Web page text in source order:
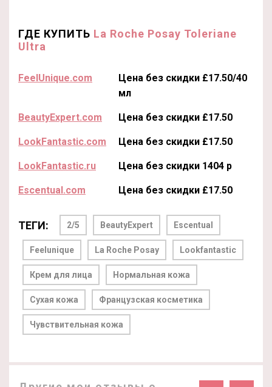
ГДЕ КУПИТЬ La Roche Posay Toleriane
Ultra
FeelUnique.com
Цена без скидки £17.50/40
мл
BeautyExpert.com Цена без скидки £17.50
LookFantastic.com Цена без скидки £17.50
LookFantastic.ru Цена без скидки 1404 р
Escentual.com Цена без скидки £17.50
ТЕГИ: 2/5 BeautyExpert Escentual
Feelunique La Roche Posay Lookfantastic
Крем для лица Нормальная кожа
Сухая кожа Французская косметика
Чувствительная кожа